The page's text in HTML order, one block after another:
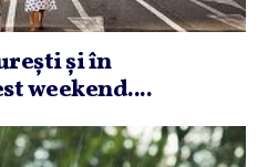
şi în
weekend....